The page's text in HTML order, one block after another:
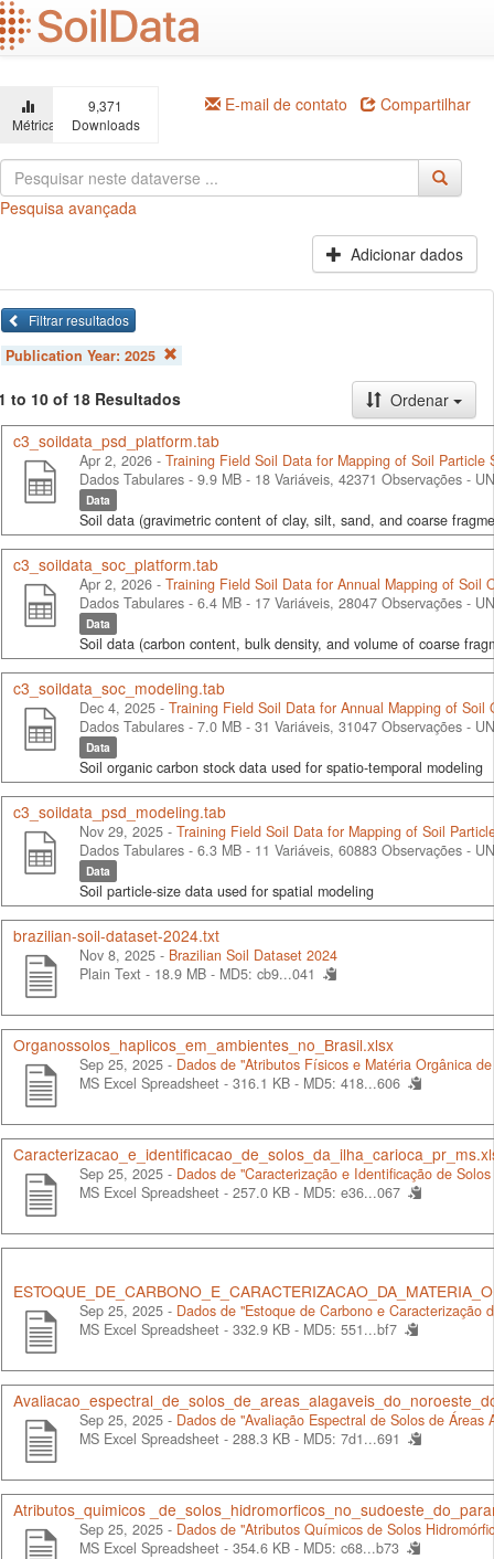
Ir
para
o
principal
Métricas
9,371
Downloads
E-mail de contato Compartilhar
Pesquisa avançada
Adicionar dados
Filtrar resultados
Publication Year: 2025
to 10 of 18 Resultados
Ordenar
c3_soildata_psd_platform.tab
Apr 2, 2026 - Training Field Soil Data for Mapping of Soil Particle
Dados Tabulares - 9.9 MB - 18 Variáveis, 42371 Observações -
Data
Soil data (gravimetric content of clay, silt, sand, and coarse
c3_soildata_soc_platform.tab
Apr 2, 2026 - Training Field Soil Data for Annual Mapping of Soil
Dados Tabulares - 6.4 MB - 17 Variáveis, 28047 Observações -
Data
Soil data (carbon content, bulk density, and volume of coarse
c3_soildata_soc_modeling.tab
Dec 4, 2025 - Training Field Soil Data for Annual Mapping of Soil
Dados Tabulares - 7.0 MB - 31 Variáveis, 31047 Observações -
Data
Soil organic carbon stock data used for spatio-temporal modeling
c3_soildata_psd_modeling.tab
Nov 29, 2025 - Training Field Soil Data for Mapping of Soil
Dados Tabulares - 6.3 MB - 11 Variáveis, 60883 Observações -
Data
Soil particle-size data used for spatial modeling
brazilian-soil-dataset-2024.txt
Nov 8, 2025 - Brazilian Soil Dataset 2024
Plain Text - 18.9 MB - MD5: cb9...041
Organossolos_haplicos_em_ambientes_no_Brasil.xlsx
Sep 25, 2025 - Dados de "Atributos Físicos e Matéria Orgânica
MS Excel Spreadsheet - 316.1 KB - MD5: 418...606
Sep 25, 2025 - Dados de "Caracterização e Identificação de
MS Excel Spreadsheet - 257.0 KB - MD5: e36...067
Sep 25, 2025 - Dados de "Estoque de Carbono e
MS Excel Spreadsheet - 332.9 KB - MD5: 551...bf7
Sep 25, 2025 - Dados de "Avaliação Espectral de Solos de Áreas
MS Excel Spreadsheet - 288.3 KB - MD5: 7d1...691
Atributos_quimicos
Sep 25, 2025 - Dados de "Atributos Químicos de Solos
MS Excel Spreadsheet - 354.6 KB - MD5: c68...b73